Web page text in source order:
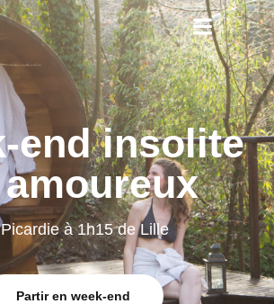
end insolite
Partir en week-end